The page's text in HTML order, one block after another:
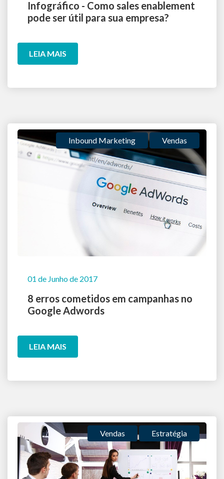
Infográfico - Como sales enablement
pode ser útil para sua empresa?
LEIA MAIS
Inbound Marketing Vendas
01 de Junho de 2017
8 erros cometidos em campanhas no
Google Adwords
LEIA MAIS
Vendas Estratégia